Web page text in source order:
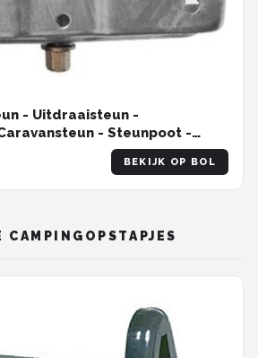
- Uitdraaisteun -
- Steunpoot -
- 500 kg Draagvermogen
BEKIJK OP BOL
CAMPINGOPSTAPJES